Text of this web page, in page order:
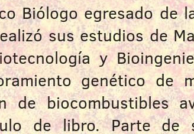
Biólogo egresado de
sus estudios de
y
genético de
de biocombustibles
de libro. Parte de